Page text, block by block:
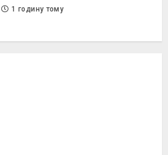
1 годину тому